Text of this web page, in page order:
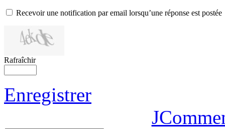
Recevoir une notification par email lorsqu’une réponse est postée
Rafraîchir
Enregistrer